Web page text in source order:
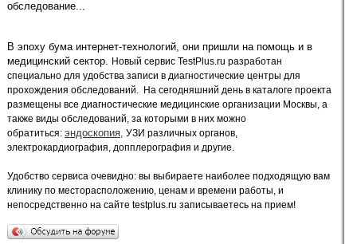
обследование...
В эпоху бума интернет-технологий, они пришли на помощь и в
медицинский сектор. Новый сервис TestPlus.ru разработан
специально для удобства записи в диагностические центры для
прохождения обследований. На сегодняшний день в каталоге проекта
размещены все диагностические медицинские организации Москвы, а
также виды обследований, за которыми в них можно
обратиться: эндоскопия, УЗИ различных органов,
электрокардиография, допплерография и другие.
Удобство сервиса очевидно: вы выбираете наиболее подходящую вам
клинику по месторасположению, ценам и времени работы, и
непосредственно на сайте testplus.ru записываетесь на прием!